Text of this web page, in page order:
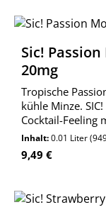
Sic!
20mg
Tropische
kühle Minze.
Cocktail-Feeling
Inhalt:0.01 Liter
Regulärer Preis:
9,49 €